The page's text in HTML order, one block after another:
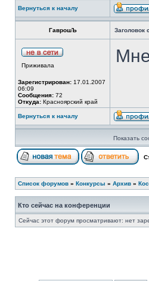
Вернуться к началу
ГаврошЪ Заголовок
Приживала
Зарегистрирован: 17.01.2007
06:09
Сообщения: 72
Откуда: Красноярский край
Вернуться к началу
Показать
Список форумов » Конкурсы » Архив »
Кто сейчас на конференции
Сейчас этот форум просматривают: нет